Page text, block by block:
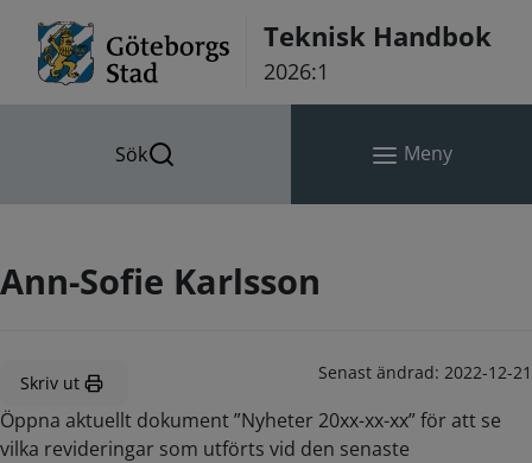
Teknisk Handbok
2026:1
Sök Meny
Ann-Sofie Karlsson
Skriv ut Senast ändrad: 2022-12-21
Öppna aktuellt dokument ”Nyheter 20xx-xx-xx” för att se
vilka revideringar som utförts vid den senaste